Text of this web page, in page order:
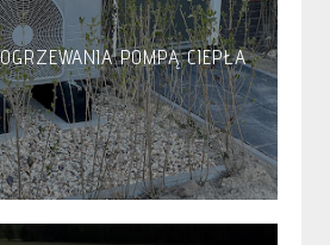
POMPĄ CIEPŁA